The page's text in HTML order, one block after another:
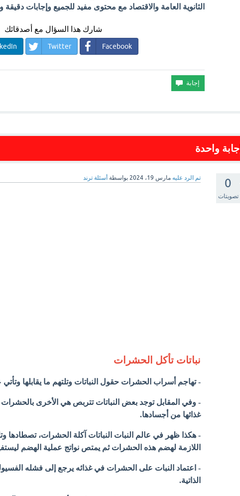
الثانوية العامة والاقتصاد مع محتوى مفيد للجميع وإجابات
شارك هذا السؤال مع أصدقائك
Facebook
Twitter
إجابة واحدة
0
تصويتات
تم الرد عليه مارس 19، 2024 بواسطة أسئلة ترند
نباتات تأكل الحشرات
- تهاجم أسراب الحشرات حقول النباتات وتلتهم ما يقابلها
- وفي المقابل توجد بعض النباتات تتربص هي الأخرى
غذائها من أجسادها.
- هكذا ظهر في عالم النبات النباتات آكلة الحشرات، تصطادها
اللازمة لهضم هذه الحشرات ثم يمتص نواتج عملية الهضم
- اعتماد النبات على الحشرات في غذائه يرجع إلى فشله
الذاتية.